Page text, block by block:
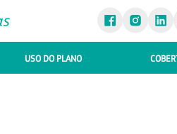
USO DO PLANO